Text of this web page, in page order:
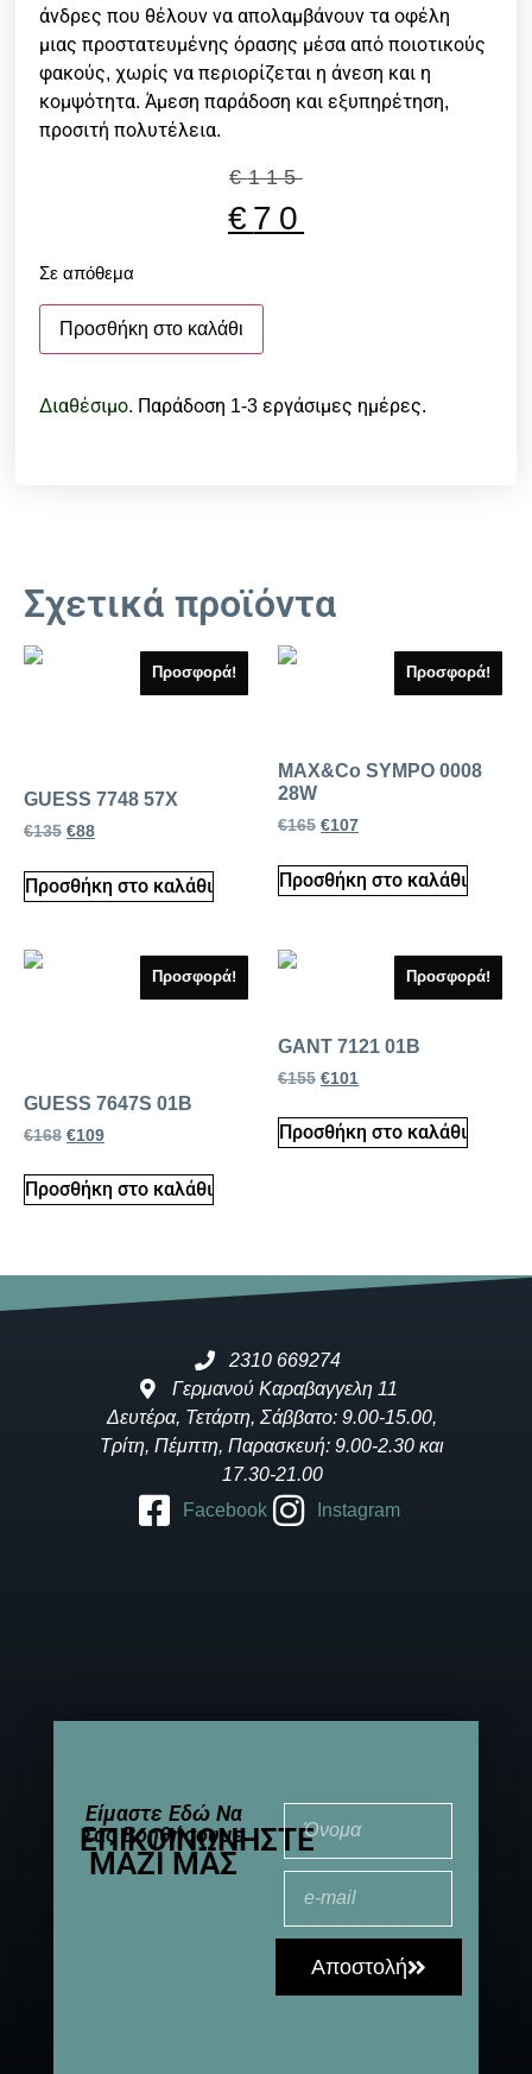
άνδρες που θέλουν να απολαμβάνουν τα οφέλη
μιας προστατευμένης όρασης μέσα από ποιοτικούς
φακούς, χωρίς να περιορίζεται η άνεση και η
κομψότητα. Άμεση παράδοση και εξυπηρέτηση,
προσιτή πολυτέλεια.
€115
€ 70
Σε απόθεμα
Προσθήκη στο καλάθι
Διαθέσιμο. Παράδοση 1-3 εργάσιμες ημέρες.
Σχετικά προϊόντα
Προσφορά!
GUESS 7748 57X
€135 €88
Προσθήκη στο καλάθι
Προσφορά!
MAX&Co SYMPO 0008
28W
€165 €107
Προσθήκη στο καλάθι
Προσφορά!
GUESS 7647S 01B
€168 €109
Προσθήκη στο καλάθι
Προσφορά!
GANT 7121 01B
€155 €101
Προσθήκη στο καλάθι
2310 669274
Γερμανού Καραβαγγελη 11
Δευτέρα, Τετάρτη, Σάββατο: 9.00-15.00,
Τρίτη, Πέμπτη, Παρασκευή: 9.00-2.30 και
17.30-21.00
Facebook
Instagram
Είμαστε Εδώ Να
Σας Βοηθήσουμε
ΕΠΙΚΟΙΝΩΝΉΣΤΕ
ΜΑΖΊ ΜΑΣ
Αποστολή